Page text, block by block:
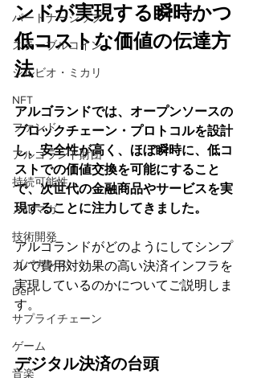
パートナーシップ
ステーブルコイン
シルビオ・ミカリ
NFT
ファンド
アルゴランド財団
持続可能性
メルマガ
技術開発
ガバナンス
DeFi
サプライチェーン
ゲーム
音楽
ンドが実現する瞬時かつ
低コストな価値の伝達方
法
アルゴランドでは、オープンソースの
ブロックチェーン・プロトコルを設計
し、安全性が高く、ほぼ瞬時に、低コ
ストでの価値交換を可能にすること
で、次世代の金融商品やサービスを実
現することに注力してきました。
アルゴランドがどのようにしてシンプ
ルで費用対効果の高い決済インフラを
実現しているのかについてご説明しま
す。
デジタル決済の台頭